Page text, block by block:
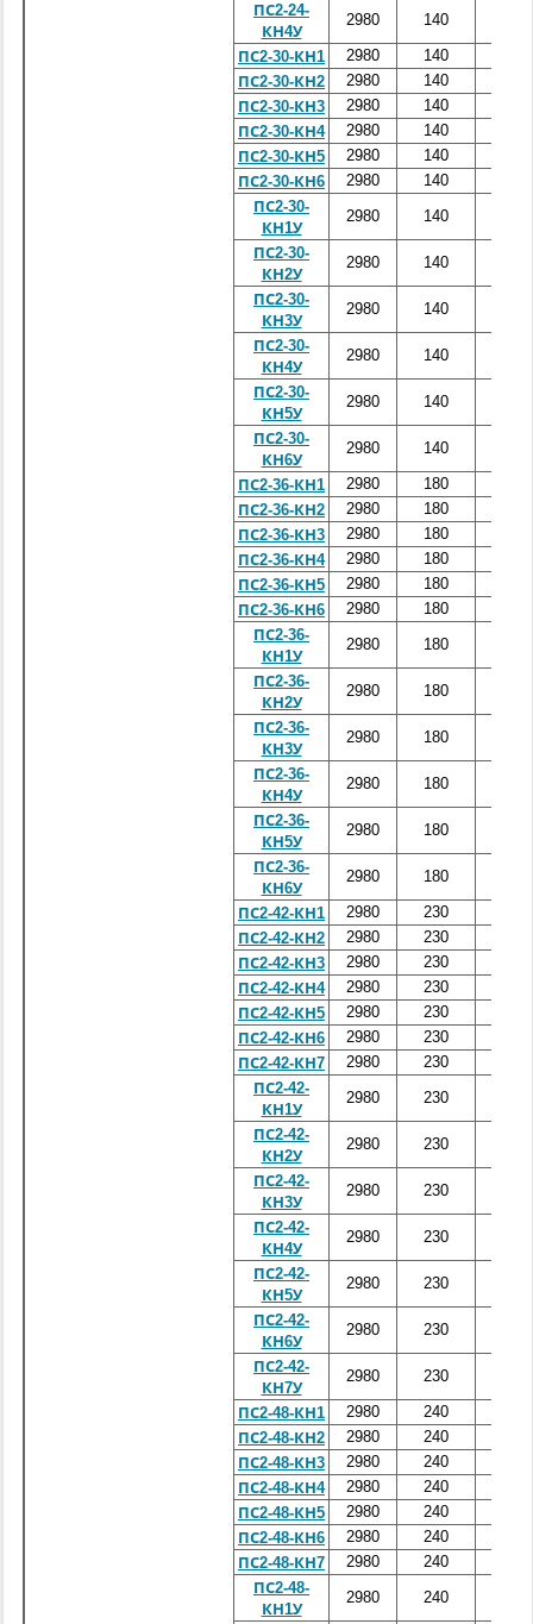
ПС2-24-
КН4У
2980 140
ПС2-30-КН1 2980 140
ПС2-30-КН2
2980 140
ПС2-30-КН3
2980 140
ПС2-30-КН4
2980 140
ПС2-30-КН5
2980 140
ПС2-30-КН6
2980 140
ПС2-30-
КН1У
2980 140
ПС2-30-
КН2У
2980 140
ПС2-30-
КН3У
2980 140
ПС2-30-
КН4У
2980 140
ПС2-30-
КН5У
2980 140
ПС2-30-
КН6У
2980 140
ПС2-36-КН1 2980 180
ПС2-36-КН2
2980 180
ПС2-36-КН3
2980 180
ПС2-36-КН4
2980 180
ПС2-36-КН5
2980 180
ПС2-36-КН6
2980 180
ПС2-36-
КН1У
2980 180
ПС2-36-
КН2У
2980 180
ПС2-36-
КН3У
2980 180
ПС2-36-
КН4У
2980 180
ПС2-36-
КН5У
2980 180
ПС2-36-
КН6У
2980 180
ПС2-42-КН1 2980 230
ПС2-42-КН2
2980 230
ПС2-42-КН3
2980 230
ПС2-42-КН4
2980 230
ПС2-42-КН5
2980 230
ПС2-42-КН6
2980 230
ПС2-42-КН7
2980 230
ПС2-42-
КН1У
2980 230
ПС2-42-
КН2У
2980 230
ПС2-42-
КН3У
2980 230
ПС2-42-
КН4У
2980 230
ПС2-42-
КН5У
2980 230
ПС2-42-
КН6У
2980 230
ПС2-42-
КН7У
2980 230
ПС2-48-КН1 2980 240
ПС2-48-КН2
2980 240
ПС2-48-КН3
2980 240
ПС2-48-КН4
2980 240
ПС2-48-КН5
2980 240
ПС2-48-КН6
2980 240
ПС2-48-КН7
2980 240
ПС2-48-
КН1У
2980 240